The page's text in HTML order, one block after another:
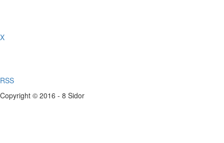
X
RSS
Copyright © 2016 - 8 Sidor